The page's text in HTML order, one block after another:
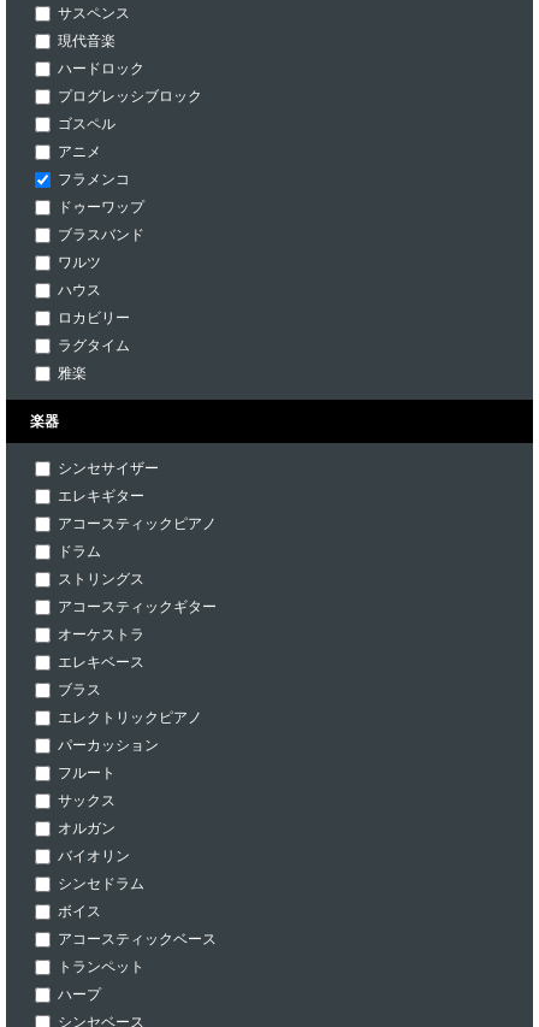
サスペンス
現代音楽
ハードロック
プログレッシブロック
ゴスペル
アニメ
フラメンコ
ドゥーワップ
ブラスバンド
ワルツ
ハウス
ロカビリー
ラグタイム
雅楽
楽器
シンセサイザー
エレキギター
アコースティックピアノ
ドラム
ストリングス
アコースティックギター
オーケストラ
エレキベース
ブラス
エレクトリックピアノ
パーカッション
フルート
サックス
オルガン
バイオリン
シンセドラム
ボイス
アコースティックベース
トランペット
ハープ
シンセベース